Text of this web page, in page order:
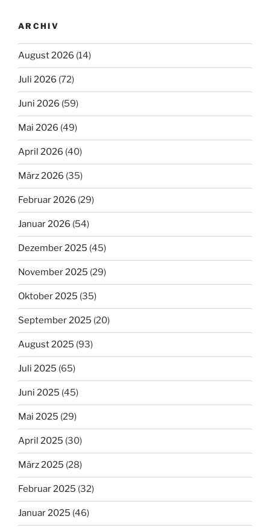
ARCHIV
August 2026 (14)
Juli 2026 (72)
Juni 2026 (59)
Mai 2026 (49)
April 2026 (40)
März 2026 (35)
Februar 2026 (29)
Januar 2026 (54)
Dezember 2025 (45)
November 2025 (29)
Oktober 2025 (35)
September 2025 (20)
August 2025 (93)
Juli 2025 (65)
Juni 2025 (45)
Mai 2025 (29)
April 2025 (30)
März 2025 (28)
Februar 2025 (32)
Januar 2025 (46)